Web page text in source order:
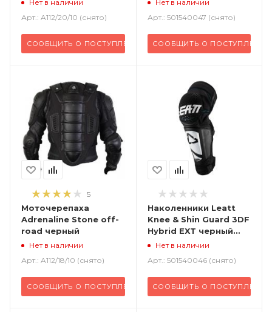
Нет в наличии
Арт.: A112/20/10 (снято)
СООБЩИТЬ О ПОСТУПЛЕНИИ
Нет в наличии
Арт.: 501540047 (снято)
СООБЩИТЬ О ПОСТУПЛЕНИИ
5
Моточерепаха
Adrenaline Stone off-
road черный
Нет в наличии
Арт.: A112/18/10 (снято)
СООБЩИТЬ О ПОСТУПЛЕНИИ
Наколенники Leatt
Knee & Shin Guard 3DF
Hybrid EXT черный
белый
Нет в наличии
Арт.: 501540046 (снято)
СООБЩИТЬ О ПОСТУПЛЕНИИ